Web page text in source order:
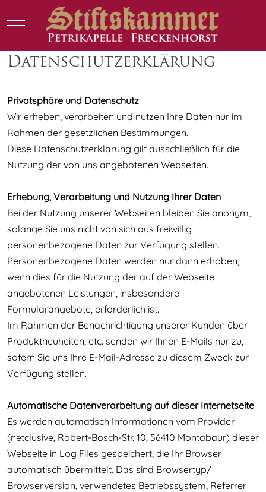
Mobile Menu Toggle
Datenschutzerklärung
Privatsphäre und Datenschutz
Wir erheben, verarbeiten und nutzen Ihre Daten nur im
Rahmen der gesetzlichen Bestimmungen.
Diese Datenschutzerklärung gilt ausschließlich für die
Nutzung der von uns angebotenen Webseiten.
Erhebung, Verarbeitung und Nutzung Ihrer Daten
Bei der Nutzung unserer Webseiten bleiben Sie anonym,
solange Sie uns nicht von sich aus freiwillig
personenbezogene Daten zur Verfügung stellen.
Personenbezogene Daten werden nur dann erhoben,
wenn dies für die Nutzung der auf der Webseite
angebotenen Leistungen, insbesondere
Formularangebote, erforderlich ist.
Im Rahmen der Benachrichtigung unserer Kunden über
Produktneuheiten, etc. senden wir Ihnen E-Mails nur zu,
sofern Sie uns Ihre E-Mail-Adresse zu diesem Zweck zur
Verfügung stellen.
Automatische Datenverarbeitung auf dieser Internetseite
Es werden automatisch Informationen vom Provider
(netclusive, Robert-Bosch-Str. 10, 56410 Montabaur) dieser
Webseite in Log Files gespeichert, die Ihr Browser
automatisch übermittelt. Das sind Browsertyp/
Browserversion, verwendetes Betriebssystem, Referrer